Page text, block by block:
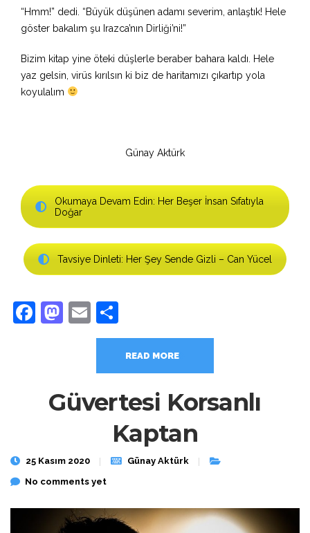
“Hmm!” dedi. “Büyük düşünen adamı severim, anlaştık! Hele
göster bakalım şu Irazca’nın Dirliği’ni!”
Bizim kitap yine öteki düşlerle beraber bahara kaldı. Hele
yaz gelsin, virüs kırılsın ki biz de haritamızı çıkartıp yola
koyulalım
Günay Aktürk
Okumaya Devam Edin: Her Beşer İnsan Sıfatıyla
Doğar
Tavsiye Dinleti: Her Şey Sende Gizli – Can Yücel
Facebook
Mastodon
Email
READ MORE
Güvertesi Korsanlı
Kaptan
25 Kasım 2020
Günay Aktürk
No comments yet